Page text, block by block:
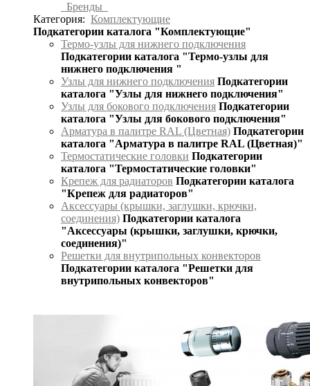
Бренды
Категория: Комплектующие
Подкатегории каталога "Комплектующие"
Термо-узлы для нижнего подключения
Подкатегории каталога "Термо-узлы для
нижнего подключения "
Узлы для нижнего подключения Подкатегории
каталога "Узлы для нижнего подключения"
Узлы для бокового подключения Подкатегории
каталога "Узлы для бокового подключения"
Арматура в палитре RAL (Цветная) Подкатегории
каталога "Арматура в палитре RAL (Цветная)"
Термостатические головки Подкатегории
каталога "Термостатические головки"
Крепеж для радиаторов Подкатегории каталога
"Крепеж для радиаторов"
Аксессуары (крышки, заглушки, крючки,
соединения) Подкатегории каталога
"Аксессуары (крышки, заглушки, крючки,
соединения)"
Решетки для внутрипольных конвекторов
Подкатегории каталога "Решетки для
внутрипольных конвекторов"